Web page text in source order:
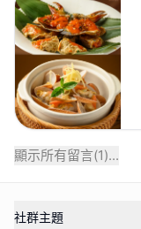
顯示所有留言(1)...
社群主題